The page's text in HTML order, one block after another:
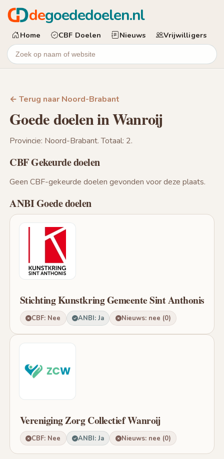
degoededoelen.nl
Home CBF Doelen Nieuws Vrijwilligers
← Terug naar Noord-Brabant
Goede doelen in Wanroij
Provincie: Noord-Brabant. Totaal: 2.
CBF Gekeurde doelen
Geen CBF-gekeurde doelen gevonden voor deze plaats.
ANBI Goede doelen
Stichting Kunstkring Gemeente Sint Anthonis
CBF: Nee ANBI: Ja Nieuws: nee (0)
Vereniging Zorg Collectief Wanroij
CBF: Nee ANBI: Ja Nieuws: nee (0)